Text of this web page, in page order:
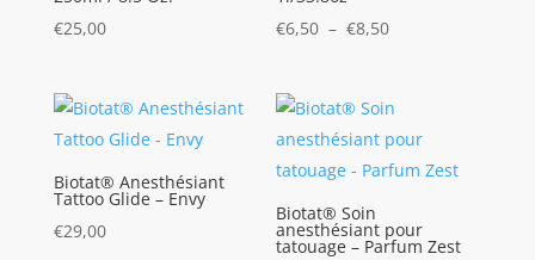
€25,00
€6,50 – €8,50Plage
€6,50
à
€8,50
Biotat® Anesthésiant
Tattoo Glide – Envy
€29,00
Biotat® Soin
anesthésiant pour
tatouage – Parfum Zest